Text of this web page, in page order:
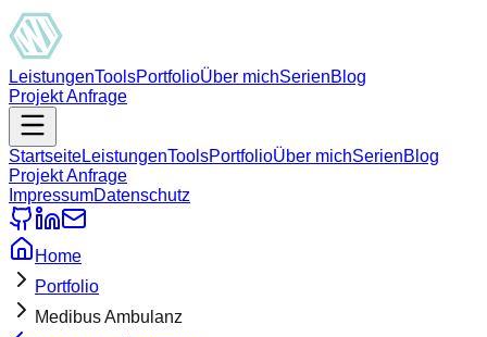
LeistungenToolsPortfolioÜber michSerienBlog
Projekt Anfrage
StartseiteLeistungenToolsPortfolioÜber michSerienBlog
Projekt Anfrage
ImpressumDatenschutz
Home
Portfolio
Medibus Ambulanz